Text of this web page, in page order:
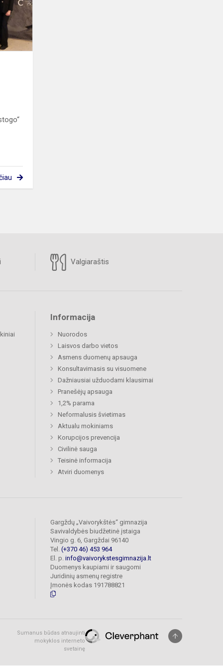
įspūdžiai
Valgiaraštis
Informacija
Nuorodos
Laisvos darbo vietos
Asmens duomenų apsauga
Konsultavimasis su visuomene
Dažniausiai užduodami klausimai
Pranešėjų apsauga
1,2% parama
Neformalusis švietimas
Aktualu mokiniams
Korupcijos prevencija
Civilinė sauga
Teisinė informacija
Atviri duomenys
Gargždų „Vaivorykštės“ gimnazija
Savivaldybės biudžetinė įstaiga
Vingio g. 6, Gargždai 96140
Tel. (+370 46) 453 964
El. p. info@vaivorykstesgimnazija.lt
Duomenys kaupiami ir saugomi
Juridinių asmenų registre
Įmonės kodas 191788821
Sumanus būdas atnaujinti
mokyklos interneto
svetainę